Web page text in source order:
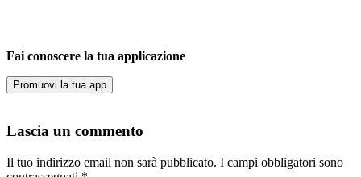
Fai conoscere la tua applicazione
Promuovi la tua app
Lascia un commento
Il tuo indirizzo email non sarà pubblicato. I campi obbligatori sono